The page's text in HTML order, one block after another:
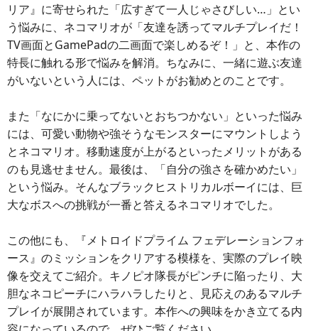
リア』に寄せられた「広すぎて一人じゃさびしい…」とい
う悩みに、ネコマリオが「友達を誘ってマルチプレイだ！
TV画面とGamePadの二画面で楽しめるぞ！」と、本作の
特長に触れる形で悩みを解消。ちなみに、一緒に遊ぶ友達
がいないという人には、ペットがお勧めとのことです。
また「なにかに乗ってないとおちつかない」といった悩み
には、可愛い動物や強そうなモンスターにマウントしよう
とネコマリオ。移動速度が上がるといったメリットがある
のも見逃せません。最後は、「自分の強さを確かめたい」
という悩み。そんなブラックヒストリカルボーイには、巨
大なボスへの挑戦が一番と答えるネコマリオでした。
この他にも、『メトロイドプライム フェデレーションフォ
ース』のミッションをクリアする模様を、実際のプレイ映
像を交えてご紹介。キノピオ隊長がピンチに陥ったり、大
胆なネコピーチにハラハラしたりと、見応えのあるマルチ
プレイが展開されています。本作への興味をかき立てる内